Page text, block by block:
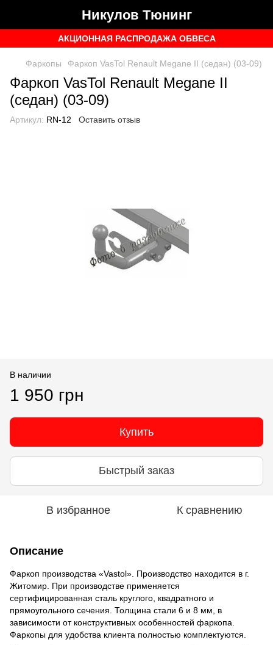
Никулов Тюнинг
АКЦИОННАЯ РАСПРОДАЖА ОБВЕСА
Фаркопы Фаркоп VasTol Renault Megane II (седан) (03-09)
Фаркоп VasTol Renault Megane II
(седан) (03-09)
Артикул: RN-12 Оставить отзыв
В наличии
1 950 грн
Купить
Быстрый заказ
В избранное К сравнению
Описание
Фаркоп производства «Vastol». Производство находится в г.
Житомир. При производстве применяется
сертифицированная сталь круглого, квадратного и
прямоугольного сечения. Толщина стали 6 и 8 мм, в
зависимости от конструктивных особенностей фаркопа.
Фаркопы для удобства клиента полностью комплектуются.